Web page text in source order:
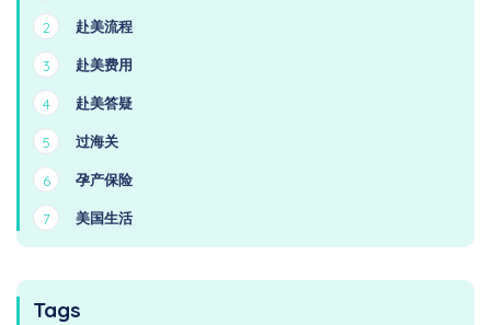
2 赴美流程
3 赴美费用
4 赴美答疑
5 过海关
6 孕产保险
7 美国生活
Tags